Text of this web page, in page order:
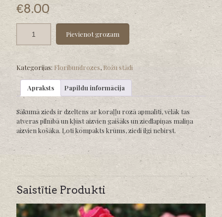
€8.00
Pievienot grozam
Kategorijas: Floribundrozes, Rožu stādi
Apraksts Papildu informācija
Sākumā zieds ir dzeltens ar koraļļu rozā apmalīti, vēlāk tas
atveras pilnībā un kļūst aizvien gaišāks un ziedlapiņas maliņa
aizvien košāka. Ļoti kompakts krūms, ziedi ilgi nebirst.
Saistītie Produkti